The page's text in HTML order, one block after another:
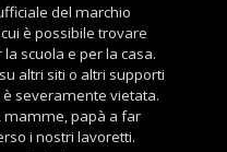
del marchio
è possibile trovare
scuola e per la casa.
altri siti o altri supporti
severamente vietata.
mamme, papà a far
i nostri lavoretti.